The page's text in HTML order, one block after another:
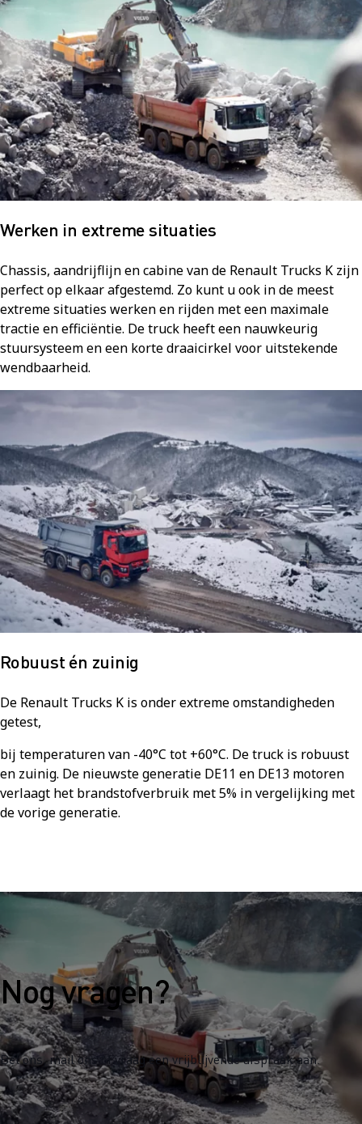
Werken in extreme situaties
Chassis, aandrijflijn en cabine van de Renault Trucks K zijn
perfect op elkaar afgestemd. Zo kunt u ook in de meest
extreme situaties werken en rijden met een maximale
tractie en efficiëntie. De truck heeft een nauwkeurig
stuursysteem en een korte draaicirkel voor uitstekende
wendbaarheid.
Robuust én zuinig
De Renault Trucks K is onder extreme omstandigheden
getest,
bij temperaturen van -40°C tot +60°C. De truck is robuust
en zuinig. De nieuwste generatie DE11 en DE13 motoren
verlaagt het brandstofverbruik met 5% in vergelijking met
de vorige generatie.
Nog vragen?
Bel ons, mail ons of vraag een vrijblijvende afspraak aan.